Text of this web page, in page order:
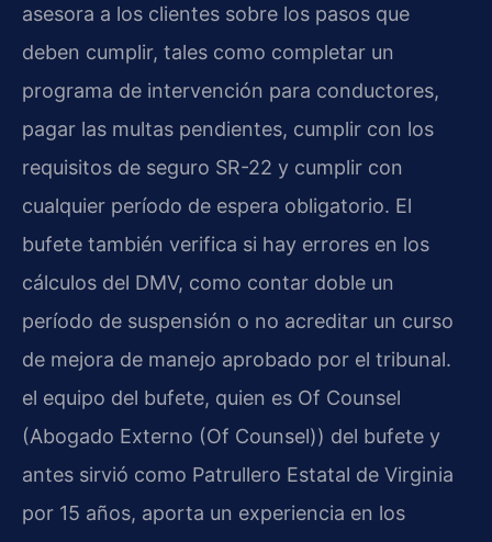
asesora a los clientes sobre los pasos que
deben cumplir, tales como completar un
programa de intervención para conductores,
pagar las multas pendientes, cumplir con los
requisitos de seguro SR-22 y cumplir con
cualquier período de espera obligatorio. El
bufete también verifica si hay errores en los
cálculos del DMV, como contar doble un
período de suspensión o no acreditar un curso
de mejora de manejo aprobado por el tribunal.
el equipo del bufete, quien es Of Counsel
(Abogado Externo (Of Counsel)) del bufete y
antes sirvió como Patrullero Estatal de Virginia
por 15 años, aporta un experiencia en los